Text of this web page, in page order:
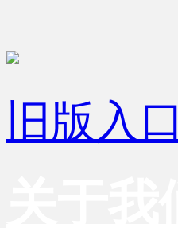
旧版入口